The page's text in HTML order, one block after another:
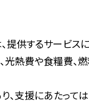
るサービスに対
費や食糧費、燃
にあたっては十